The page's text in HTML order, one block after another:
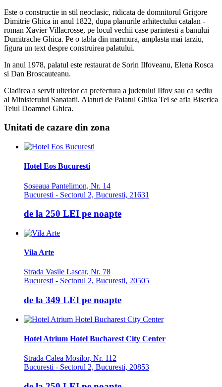
Este o constructie in stil neoclasic, ridicata de domnitorul Grigore
Dimitrie Ghica in anul 1822, dupa planurile arhitectului catalan -
roman Xavier Villacrosse, pe locul vechii case parintesti a banului
Dumitrache Ghica. Pe o tabla din marmura, amplasta mai tarziu,
figura un text despre construirea palatului.
In anul 1978, palatul este restaurat de Sorin Ilfoveanu, Elena Rosca
si Dan Broscauteanu.
Cladirea a servit ulterior ca prefectura a judetului Ilfov sau ca sediu
al Ministerului Sanatatii. Alaturi de Palatul Ghika Tei se afla Biserica
Teiul Doamnei Ghica.
Unitati de cazare din zona
Hotel Eos Bucuresti
Soseaua Pantelimon, Nr. 14
Bucuresti - Sectorul 2, Bucuresti, 21631
de la 250 LEI pe noapte
Vila Arte
Strada Vasile Lascar, Nr. 78
Bucuresti - Sectorul 2, Bucuresti, 20505
de la 349 LEI pe noapte
Hotel Atrium Hotel Bucharest City Center
Strada Calea Mosilor, Nr. 112
Bucuresti - Sectorul 2, Bucuresti, 20853